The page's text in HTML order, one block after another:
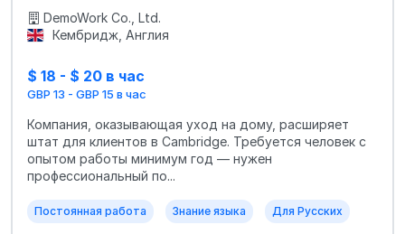
DemoWork Co., Ltd.
Кембридж, Англия
$ 18 - $ 20 в час
GBP 13 - GBP 15 в час
Компания, оказывающая уход на дому, расширяет
штат для клиентов в Cambridge. Требуется человек с
опытом работы минимум год — нужен
профессиональный по...
Постоянная работа Знание языка Для Русских